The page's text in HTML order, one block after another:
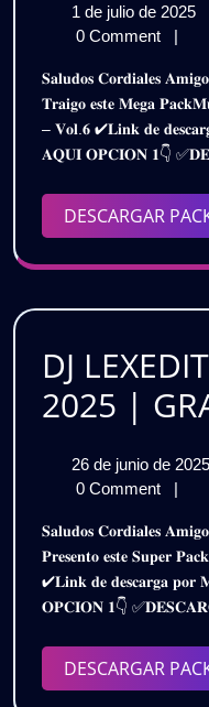
1 de julio de 2025
0 Comment
|
𝐒𝐚𝐥𝐮𝐝𝐨𝐬 𝐂𝐨𝐫𝐝𝐢𝐚𝐥𝐞𝐬 𝐀𝐦𝐢𝐠𝐨𝐬 𝐃𝐉𝐒 𝐝𝐞𝐥 𝐏𝐥𝐚𝐧𝐞𝐭𝐚 𝐞𝐧𝐭𝐞𝐫𝐨𝐀𝐪𝐮𝐢 𝐥𝐞𝐬
𝐓𝐫𝐚𝐢𝐠𝐨 𝐞𝐬𝐭𝐞 𝐌𝐞𝐠𝐚
– 𝐕𝐨𝐥.𝟔 ✔𝐋𝐢𝐧𝐤 𝐝𝐞
𝐀𝐐𝐔𝐈 𝐎𝐏𝐂𝐈𝐎𝐍 𝟏👇
DESCARGAR
DJ
2025 |
26 de junio de 2025
0 Comment
|
𝐒𝐚𝐥𝐮𝐝𝐨𝐬 𝐂𝐨𝐫𝐝𝐢𝐚𝐥𝐞𝐬 𝐀𝐦𝐢𝐠𝐨𝐬 𝐃𝐉𝐒 𝐝𝐞𝐥 𝐏𝐥𝐚𝐧𝐞𝐭𝐚 𝐞𝐧𝐭𝐞𝐫𝐨𝐀𝐪𝐮𝐢 𝐥𝐞𝐬
𝐏𝐫𝐞𝐬𝐞𝐧𝐭𝐨 𝐞𝐬𝐭𝐞 𝐒𝐮𝐩𝐞𝐫
✔𝐋𝐢𝐧𝐤 𝐝𝐞 𝐝𝐞𝐬𝐜𝐚𝐫𝐠𝐚
𝐎𝐏𝐂𝐈𝐎𝐍 𝟏👇
DESCARGAR